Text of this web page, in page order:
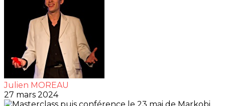
Julien MOREAU
27 mars 2024